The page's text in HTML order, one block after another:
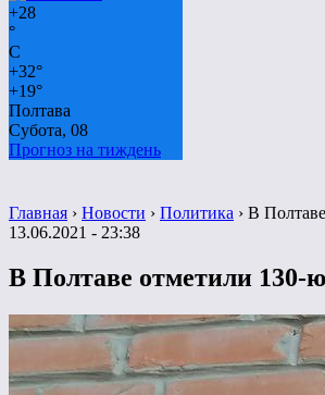
+28
°
C
+32°
+19°
Полтава
Субота, 08
Прогноз на тиждень
Главная › Новости › Политика › В
13.06.2021 - 23:38
В Полтаве отметили 130-